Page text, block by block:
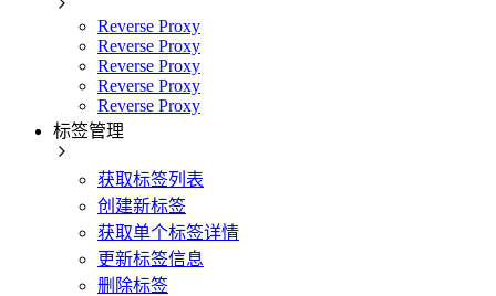
Reverse Proxy
Reverse Proxy
Reverse Proxy
Reverse Proxy
Reverse Proxy
标签管理
获取标签列表
创建新标签
获取单个标签详情
更新标签信息
删除标签